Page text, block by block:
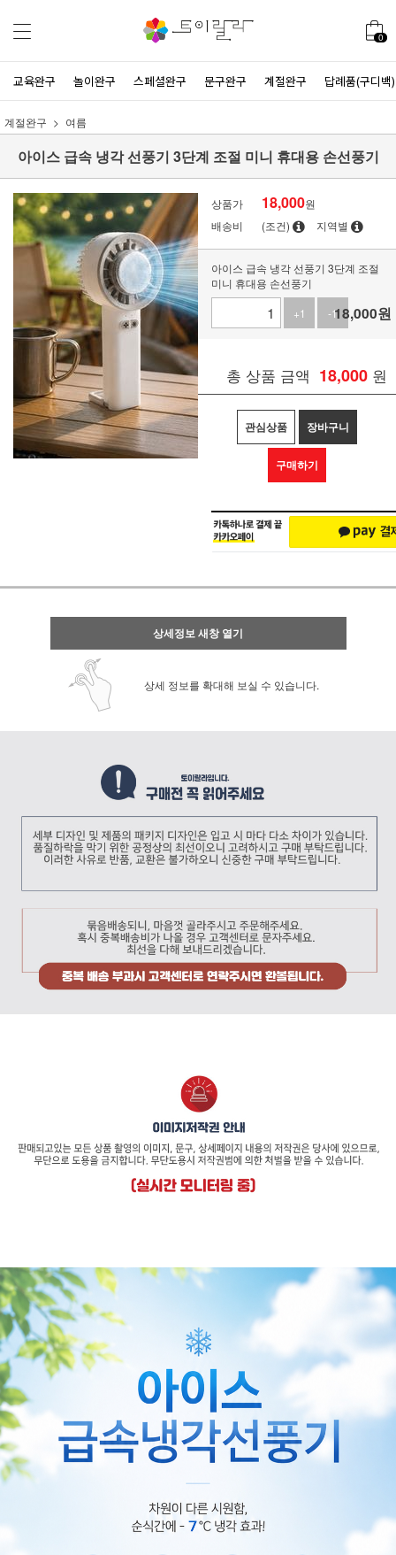
0
교육완구 놀이완구 스페셜완구 문구완구 계절완구 답례품(구디백)
계절완구 여름
아이스 급속 냉각 선풍기 3단계 조절 미니 휴대용 손선풍기
상품가 18,000원
배송비
(조건) 지역별
아이스 급속 냉각 선풍기 3단계 조절
미니 휴대용 손선풍기
+1
-118,000원
총 상품 금액 18,000 원
관심상품 장바구니
구매하기
상세정보 새창 열기
상세 정보를 확대해 보실 수 있습니다.